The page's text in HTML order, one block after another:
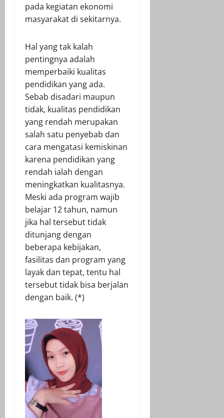
pada kegiatan ekonomi
masyarakat di sekitarnya.
Hal yang tak kalah
pentingnya adalah
memperbaiki kualitas
pendidikan yang ada.
Sebab disadari maupun
tidak, kualitas pendidikan
yang rendah merupakan
salah satu penyebab dan
cara mengatasi kemiskinan
karena pendidikan yang
rendah ialah dengan
meningkatkan kualitasnya.
Meski ada program wajib
belajar 12 tahun, namun
jika hal tersebut tidak
ditunjang dengan
beberapa kebijakan,
fasilitas dan program yang
layak dan tepat, tentu hal
tersebut tidak bisa berjalan
dengan baik. (*)